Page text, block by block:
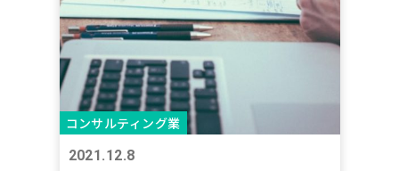
コンサルティング業
2021.12.8